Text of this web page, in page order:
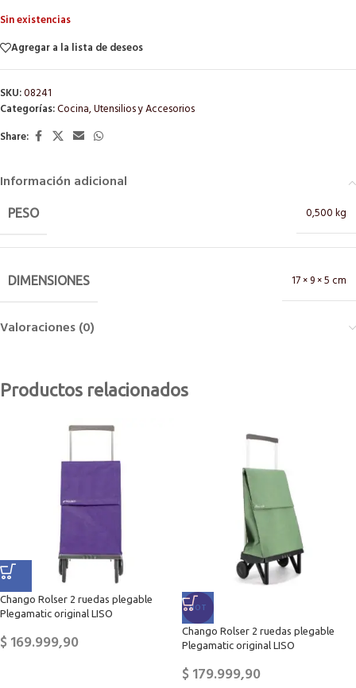
Sin existencias
Agregar a la lista de deseos
SKU:08241
Categorías:Cocina,Utensilios y Accesorios
Share:
Información adicional
PESO 0,500 kg
DIMENSIONES 17 × 9 × 5 cm
Valoraciones (0)
Productos relacionados
Chango Rolser 2 ruedas plegable
Plegamatic original LISO
$169.999,90
HOT
Chango Rolser 2 ruedas plegable
Plegamatic original LISO
$179.999,90